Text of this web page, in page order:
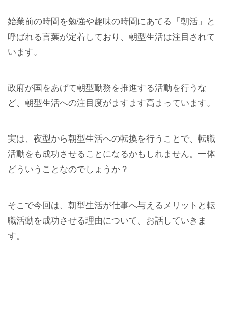
始業前の時間を勉強や趣味の時間にあてる「朝活」と
呼ばれる言葉が定着しており、朝型生活は注目されて
います。
政府が国をあげて朝型勤務を推進する活動を行うな
ど、朝型生活への注目度がますます高まっています。
実は、夜型から朝型生活への転換を行うことで、転職
活動をも成功させることになるかもしれません。一体
どういうことなのでしょうか？
そこで今回は、朝型生活が仕事へ与えるメリットと転
職活動を成功させる理由について、お話していきま
す。